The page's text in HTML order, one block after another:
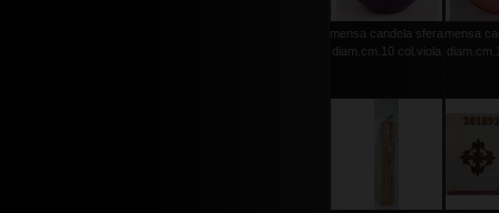
mensa candela sfera
diam.cm.10 col.viola
mensa